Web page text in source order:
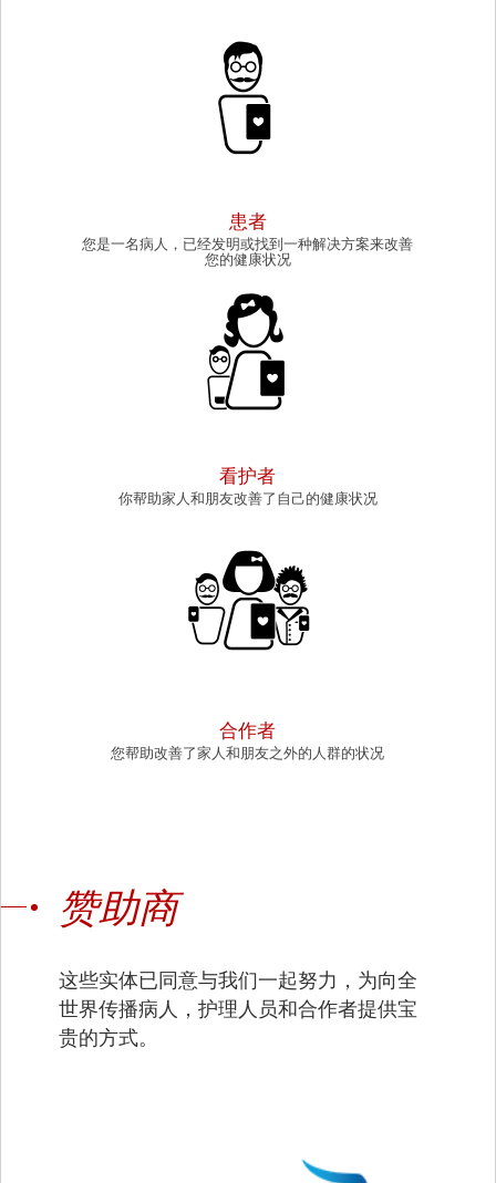
患者
您是一名病人，已经发明或找到一种解决方案来改善
您的健康状况
看护者
你帮助家人和朋友改善了自己的健康状况
合作者
您帮助改善了家人和朋友之外的人群的状况
赞助商
这些实体已同意与我们一起努力，为向全
世界传播病人，护理人员和合作者提供宝
贵的方式。